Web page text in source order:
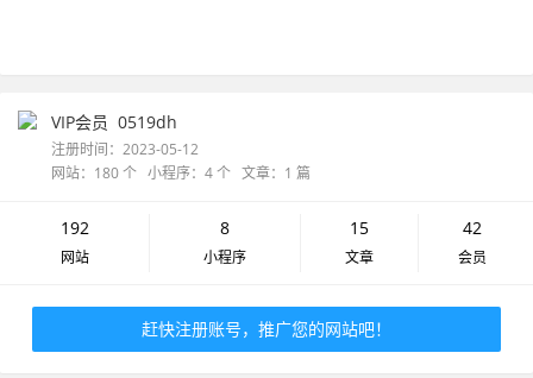
VIP会员 0519dh
注册时间：2023-05-12
网站：180 个 小程序：4 个 文章：1 篇
192
网站
8
小程序
15
文章
42
会员
赶快注册账号，推广您的网站吧！